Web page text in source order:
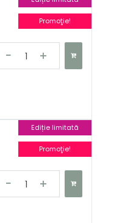
Promoţie!
Ediție limitată
Promoţie!